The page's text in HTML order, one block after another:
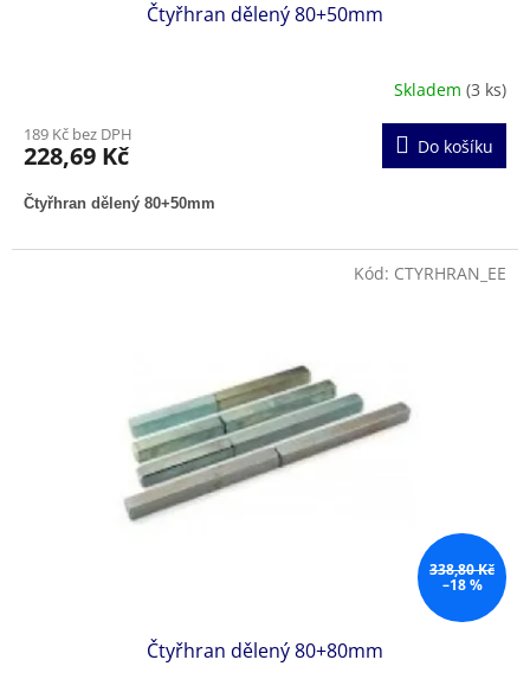
Čtyřhran dělený 80+50mm
Skladem (3 ks)
189 Kč bez DPH
228,69 Kč Do košíku
Čtyřhran dělený 80+50mm
338,80 Kč
–18 %
Čtyřhran dělený 80+80mm
Kód: CTYRHRAN_EE